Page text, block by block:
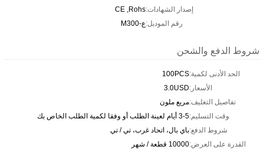
إصدار الشهادات:CE ,Rohs
رقم الموديل:ع-M300
شروط الدفع والشحن
الحد الأدنى لكمية:100PCS
الأسعار:3.0USD
تفاصيل التغليف:مربع ملون
وقت التسليم:3-5 أيام لعينة الطلب أو وفقا لكمية الطلب الخاص بك
شروط الدفع:باي بال، اتحاد غرب، تي / تي
القدرة على العرض:10000 قطعة / شهر